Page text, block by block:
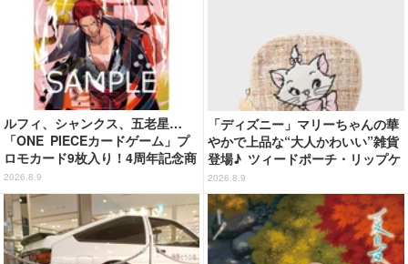
ルフィ、シャンクス、五老星…
「ONE PIECEカードゲーム」プ
ロモカード9枚入り！4周年記念商
品が抽選販売【9月2日23時まで】
2026.8.9
「ディズニー」マリーちゃんの華
やかで上品な“大人かわいい”雑貨
登場♪ ツィードポーチ・リップケ
ース・トート
2026.8.9